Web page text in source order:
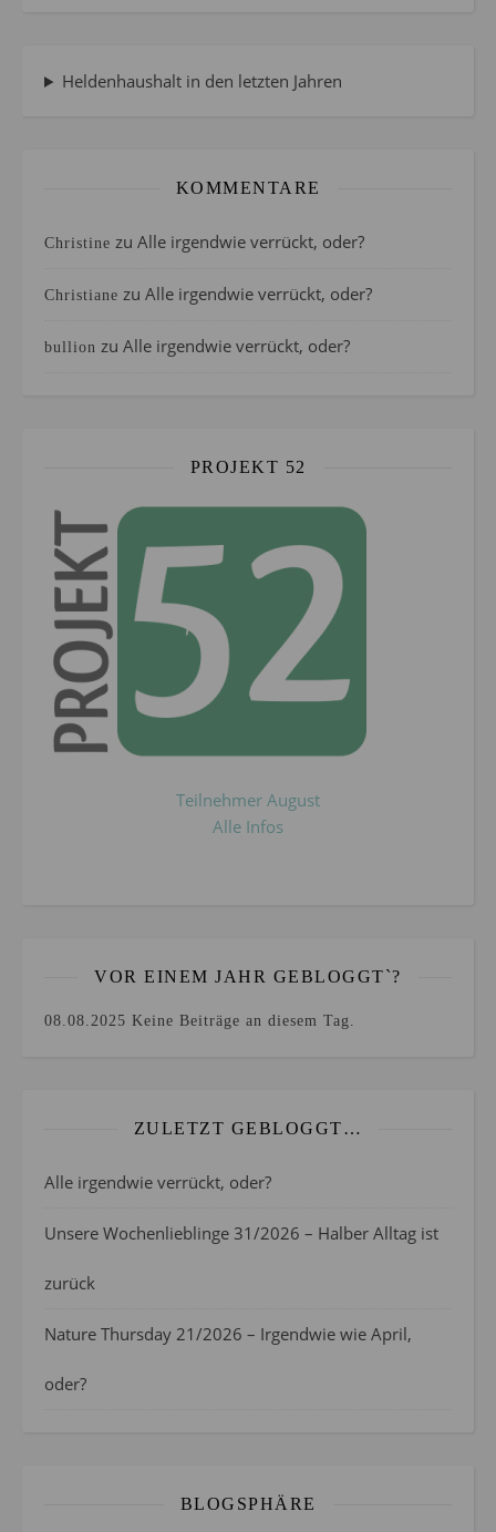
Heldenhaushalt in den letzten Jahren
KOMMENTARE
Christine zu Alle irgendwie verrückt, oder?
Christiane zu Alle irgendwie verrückt, oder?
bullion zu Alle irgendwie verrückt, oder?
PROJEKT 52
Teilnehmer August
Alle Infos
VOR EINEM JAHR GEBLOGGT`?
08.08.2025 Keine Beiträge an diesem Tag.
ZULETZT GEBLOGGT…
Alle irgendwie verrückt, oder?
Unsere Wochenlieblinge 31/2026 – Halber Alltag ist
zurück
Nature Thursday 21/2026 – Irgendwie wie April,
oder?
BLOGSPHÄRE